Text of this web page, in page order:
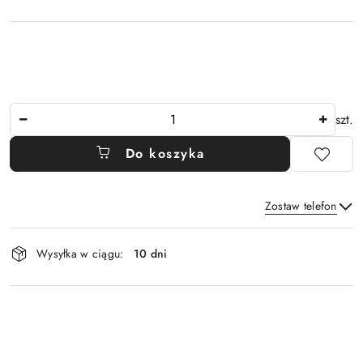
szt.
Do koszyka
Zostaw telefon
Dostępność
i
dostawa
Wysyłka w ciągu: 10 dni